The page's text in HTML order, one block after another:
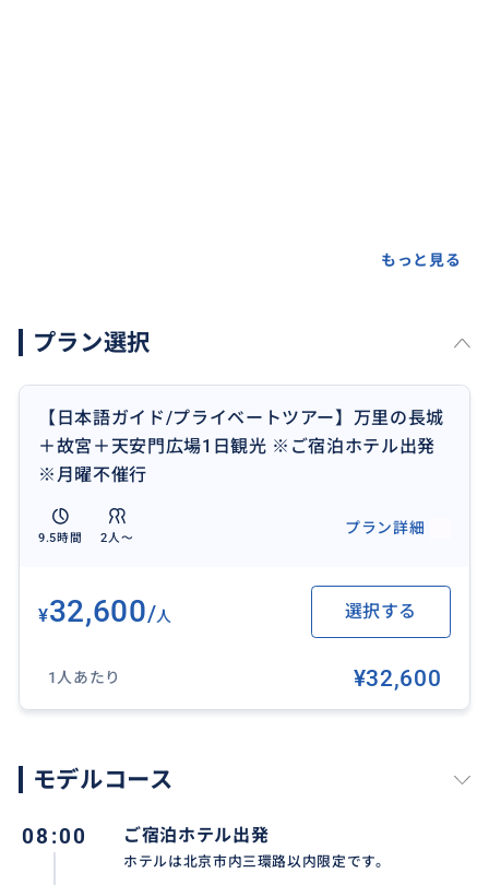
もっと見る
プラン選択
【日本語ガイド/プライベートツアー】万里の長城
＋故宮＋天安門広場1日観光 ※ご宿泊ホテル出発
※月曜不催行
9.5時間 2人〜
プラン詳細
¥32,600/人 選択する
1人あたり ¥32,600
モデルコース
08:00 ご宿泊ホテル出発
ホテルは北京市内三環路以内限定です。